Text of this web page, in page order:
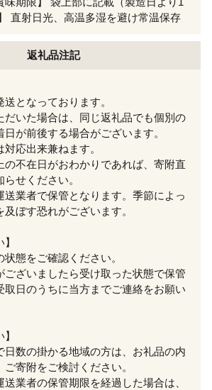
直射日光、高温多湿を避け常温保存
返礼品注記
送となっております。
だいた場合は、同じ返礼品でも個別の
が前後する場合がございます。
対応出来兼ねます。
の不在日がおわかりであれば、寄附直
せください。
送業者で保管となります。季節によっ
ぼす恐れがございます。
状態をご確認ください。
ございましたら受け取った状態で保管
取日のうちに当方までご連絡をお願い
日数の掛かる地域の方は、お礼品の内
寄附をご検討ください。
送業者の保管期限を経過した場合は、